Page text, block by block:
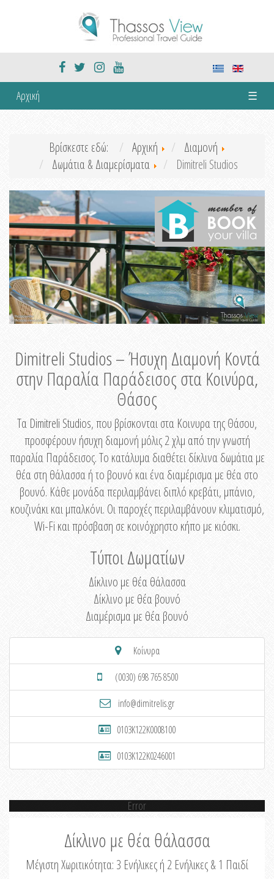
Αρχική ☰
Βρίσκεστε εδώ: Αρχική
Διαμονή
Δωμάτια & Διαμερίσματα
Dimitreli Studios
Dimitreli Studios – Ήσυχη Διαμονή Κοντά
στην Παραλία Παράδεισος στα Κοινύρα,
Θάσος
Τα Dimitreli Studios, που βρίσκονται στα Κοινυρα της Θάσου,
προσφέρουν ήσυχη διαμονή μόλις 2 χλμ από την γνωστή
παραλία Παράδεισος. Το κατάλυμα διαθέτει δίκλινα δωμάτια με
θέα στη θάλασσα ή το βουνό και ένα διαμέρισμα με θέα στο
βουνό. Κάθε μονάδα περιλαμβάνει διπλό κρεβάτι, μπάνιο,
κουζινάκι και μπαλκόνι. Οι παροχές περιλαμβάνουν κλιματισμό,
Wi-Fi και πρόσβαση σε κοινόχρηστο κήπο με κιόσκι.
Τύποι Δωματίων
Δίκλινο με θέα θάλασσα
Δίκλινο με θέα βουνό
Διαμέρισμα με θέα βουνό
Κοίνυρα
(0030) 698 765 8500
info@dimitrelis.gr
0103K122K0008100
0103K122K0246001
Error
Δίκλινο με θέα θάλασσα
Μέγιστη Χωριτικότητα: 3 Ενήλικες ή 2 Ενήλικες & 1 Παιδί